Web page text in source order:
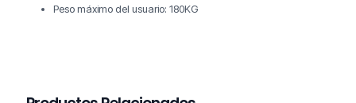
Peso máximo del usuario: 180KG